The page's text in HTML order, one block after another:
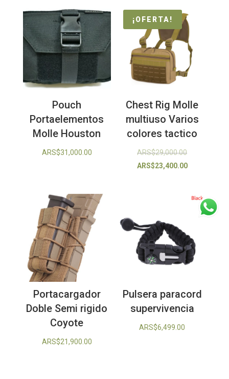
Pouch
Portaelementos
Molle Houston
ARS$31,000.00
¡OFERTA!
Chest Rig Molle
multiuso Varios
colores tactico
ARS$29,000.00El
precio
ARS$23,400.00El
Portacargador
Doble Semi rigido
Coyote
ARS$21,900.00
Pulsera paracord
supervivencia
ARS$6,499.00